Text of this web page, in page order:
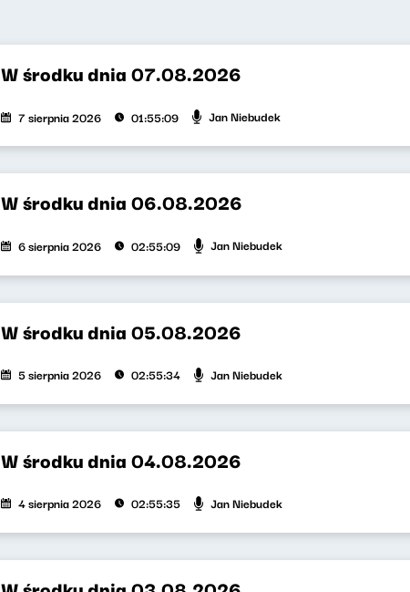
W środku dnia 07.08.2026
7 sierpnia 2026 01:55:09 Jan Niebudek
W środku dnia 06.08.2026
6 sierpnia 2026 02:55:09 Jan Niebudek
W środku dnia 05.08.2026
5 sierpnia 2026 02:55:34 Jan Niebudek
W środku dnia 04.08.2026
4 sierpnia 2026 02:55:35 Jan Niebudek